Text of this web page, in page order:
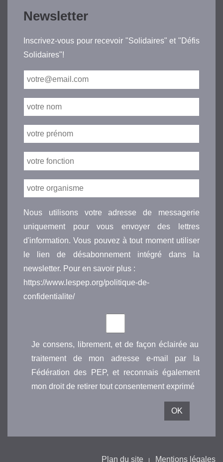
Newsletter
Inscrivez-vous pour recevoir "Solidaires" et "Défis
Solidaires"!
Nous utilisons votre adresse de messagerie
uniquement pour vous envoyer des lettres
d'information. Vous pouvez à tout moment utiliser
le lien de désabonnement intégré dans la
newsletter. Pour en savoir plus :
https://www.lespep.org/politique-de-
confidentialite/
Je consens, librement, et de façon éclairée au
traitement de mon adresse e-mail par la
Fédération des PEP, et reconnais également
mon droit de retirer tout consentement exprimé
Plan du site Mentions légales